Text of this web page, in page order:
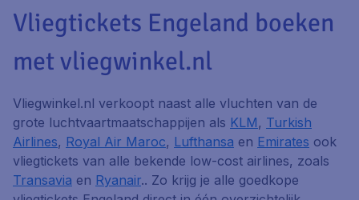
Vliegtickets Engeland boeken
met vliegwinkel.nl
Vliegwinkel.nl verkoopt naast alle vluchten van de
grote luchtvaartmaatschappijen als KLM, Turkish
Airlines, Royal Air Maroc, Lufthansa en Emirates ook
vliegtickets van alle bekende low-cost airlines, zoals
Transavia en Ryanair.. Zo krijg je alle goedkope